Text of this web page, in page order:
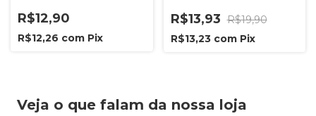
R$12,90
R$12,26 com Pix
R$13,93 R$19,90
R$13,23 com Pix
Veja o que falam da nossa loja